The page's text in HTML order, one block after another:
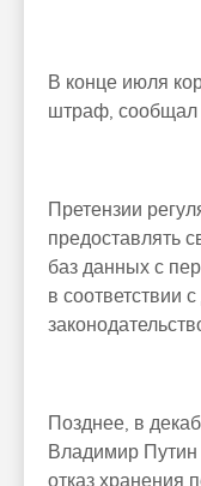
В конце июля
штраф, сообщал
Претензии
предоставлять
баз данных с
в соответствии
Позднее, в
Владимир Путин
отказ хранения